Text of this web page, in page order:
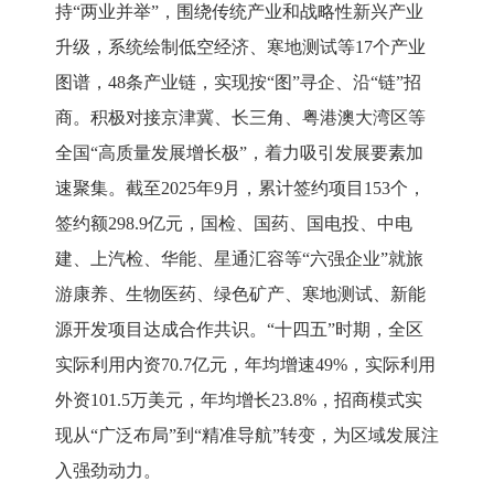
持“两业并举”，围绕传统产业和战略性新兴产业
升级，系统绘制低空经济、寒地测试等17个产业
图谱，48条产业链，实现按“图”寻企、沿“链”招
商。积极对接京津冀、长三角、粤港澳大湾区等
全国“高质量发展增长极”，着力吸引发展要素加
速聚集。截至2025年9月，累计签约项目153个，
签约额298.9亿元，国检、国药、国电投、中电
建、上汽检、华能、星通汇容等“六强企业”就旅
游康养、生物医药、绿色矿产、寒地测试、新能
源开发项目达成合作共识。“十四五”时期，全区
实际利用内资70.7亿元， 年均增速49%，实际利用
外资101.5万美元，年均增长23.8%， 招商模式实
现从“广泛布局”到“精准导航”转变，为区域发展注
入强劲动力。